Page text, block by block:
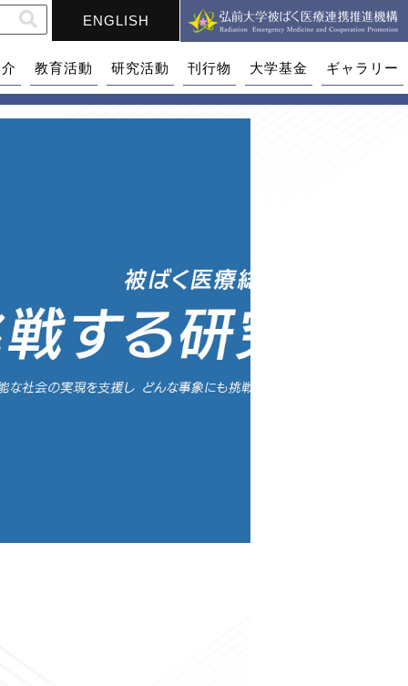
ENGLISH
教育活動 研究活動 刊行物 大学基金 ギャラリー